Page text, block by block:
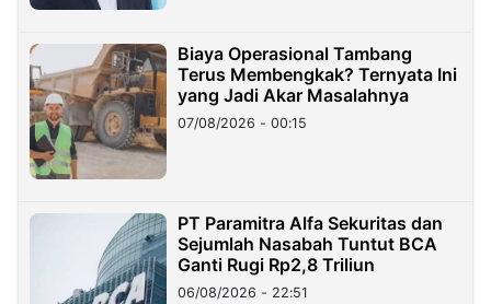
Biaya Operasional Tambang
Terus Membengkak? Ternyata Ini
yang Jadi Akar Masalahnya
07/08/2026 - 00:15
PT Paramitra Alfa Sekuritas dan
Sejumlah Nasabah Tuntut BCA
Ganti Rugi Rp2,8 Triliun
06/08/2026 - 22:51